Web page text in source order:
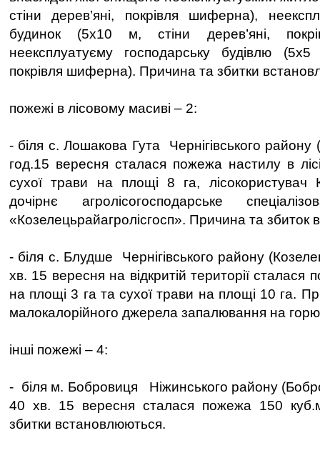
стіни дерев’яні, покрівля шиферна),
будинок (5х10 м, стіни дерев’яні,
неексплуатуєму господарську будівлю (5х5
покрівля шиферна). Причина та збитки
пожежі в лісовому масиві – 2:
- біля с. Лошакова Гута Чернігівського
год.15 вересня сталася пожежа настилу в
сухої трави на площі 8 га, лісокористувач
дочірнє агролісогосподарське
«Козелецьрайагролісгосп». Причина та збиток
- біля с. Блудше Чернігівського району
хв. 15 вересня на відкритій території сталася
на площі 3 га та сухої трави на площі 10 га.
малокалорійного джерела запалювання на
інші пожежі – 4:
- біля м. Бобровиця Ніжинського району
40 хв. 15 вересня сталася пожежа 150
збитки встановлюються.